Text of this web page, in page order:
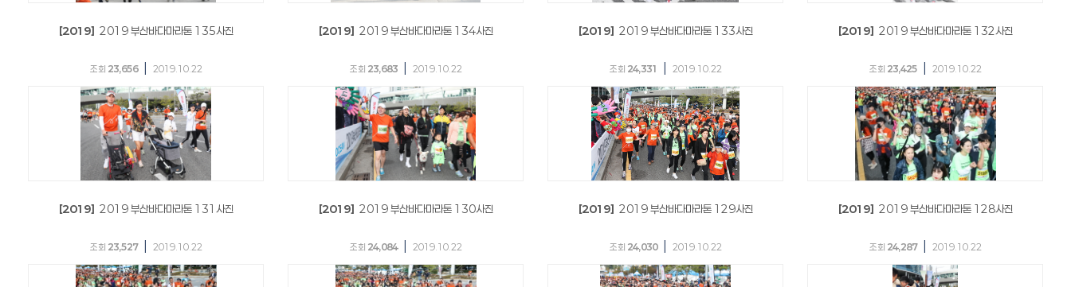
[2019] 2019 부산바다마라톤 135사진
조회 23,656 2019.10.22
[2019] 2019 부산바다마라톤 134사진
조회 23,683 2019.10.22
[2019] 2019 부산바다마라톤 133사진
조회 24,331 2019.10.22
[2019] 2019 부산바다마라톤 132사진
조회 23,425 2019.10.22
[2019] 2019 부산바다마라톤 131사진
조회 23,527 2019.10.22
[2019] 2019 부산바다마라톤 130사진
조회 24,084 2019.10.22
[2019] 2019 부산바다마라톤 129사진
조회 24,030 2019.10.22
[2019] 2019 부산바다마라톤 128사진
조회 24,287 2019.10.22